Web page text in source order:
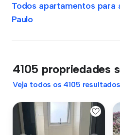
Todos apartamentos para
Paulo
4105 propriedades
Veja todos os 4105